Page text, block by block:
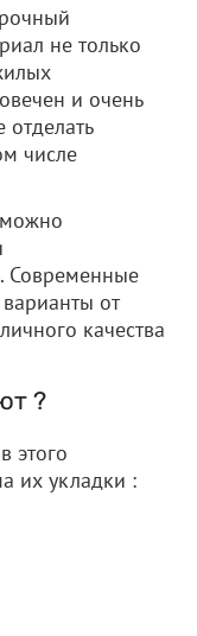
не только
и очень
числе
Современные
от
качества
?
этого
их укладки :